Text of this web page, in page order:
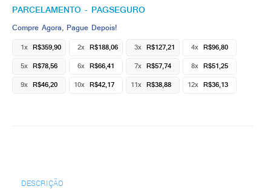
PARCELAMENTO - PAGSEGURO
Compre Agora, Pague Depois!
1x R$359,90 2x R$188,06 3x R$127,21 4x R$96,80
5x R$78,56 6x R$66,41 7x R$57,74 8x R$51,25
9x R$46,20 10x R$42,17 11x R$38,88 12x R$36,13
DESCRIÇÃO